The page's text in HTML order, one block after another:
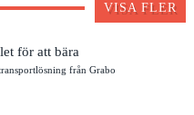
VISA FLER
för att bära
från Grabo